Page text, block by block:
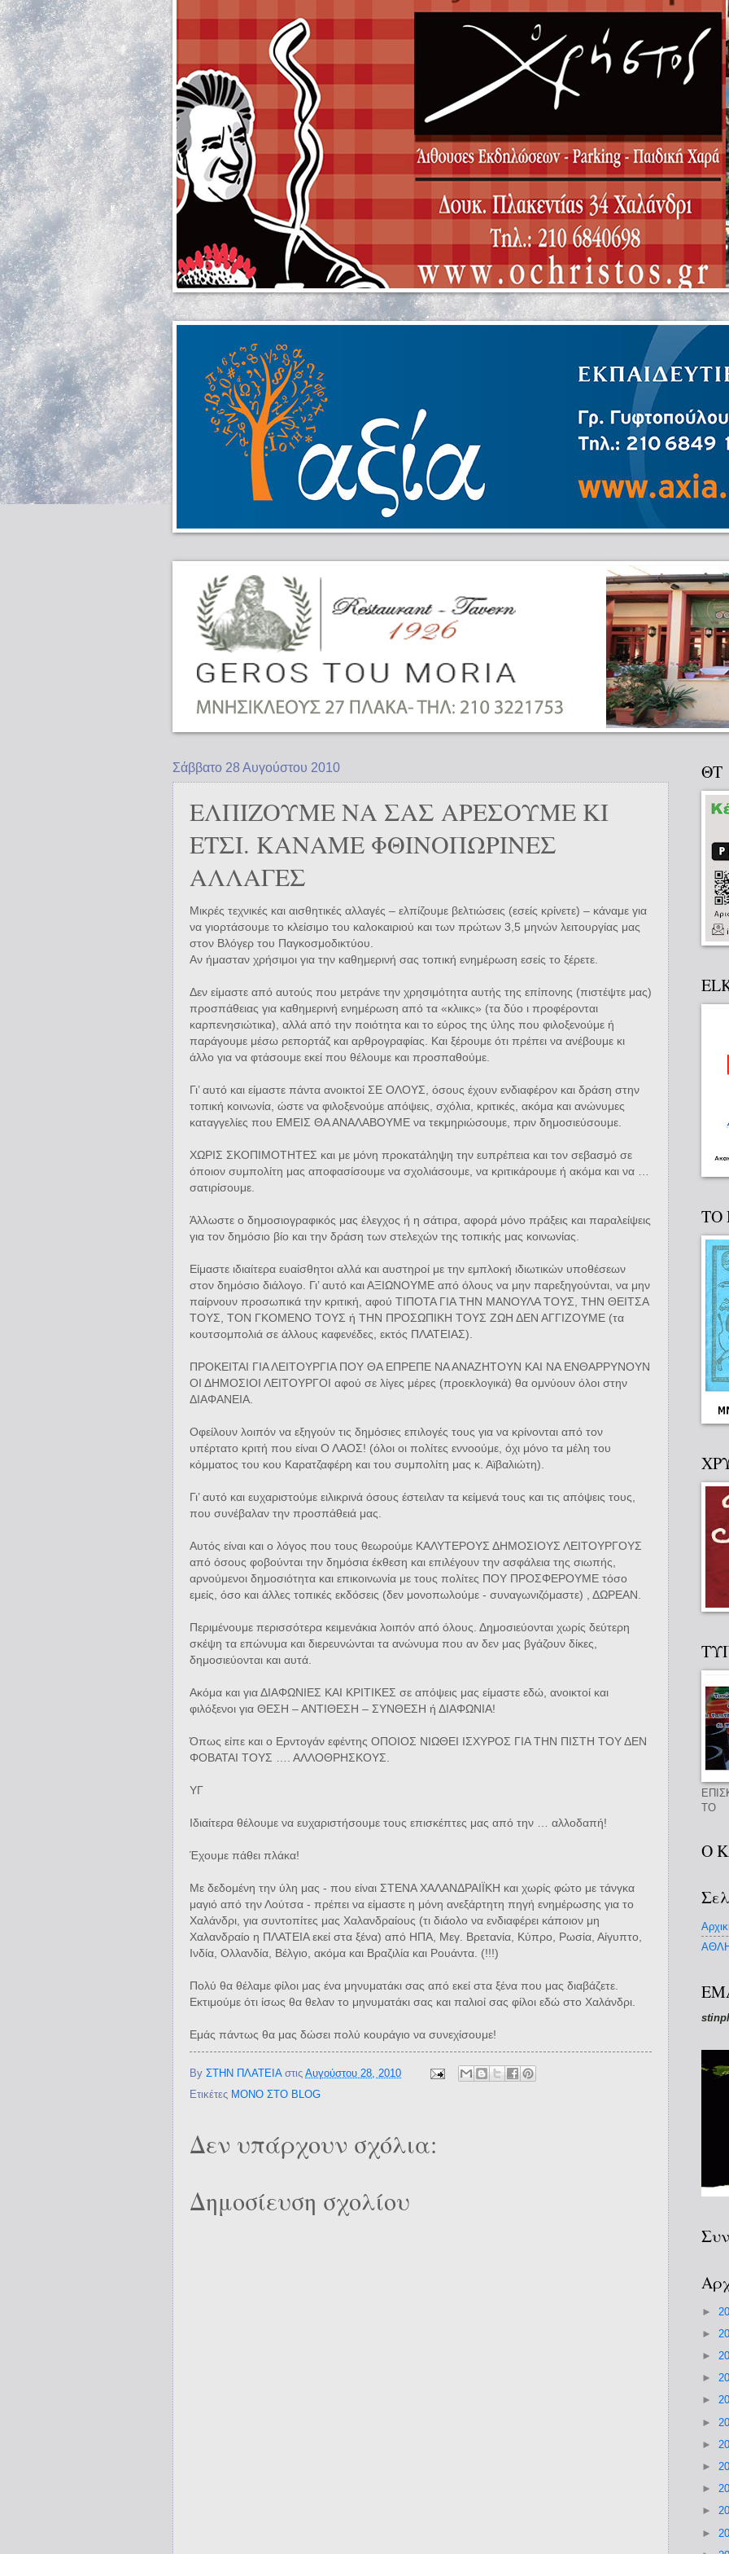
Σάββατο 28 Αυγούστου 2010
ΕΛΠΙΖΟΥΜΕ ΝΑ ΣΑΣ ΑΡΕΣΟΥΜΕ ΚΙ
ΕΤΣΙ. ΚΑΝΑΜΕ ΦΘΙΝΟΠΩΡΙΝΕΣ
ΑΛΛΑΓΕΣ
Μικρές τεχνικές και αισθητικές αλλαγές – ελπίζουμε βελτιώσεις (εσείς κρίνετε) – κάναμε για
να γιορτάσουμε το κλείσιμο του καλοκαιριού και των πρώτων 3,5 μηνών λειτουργίας μας
στον Βλόγερ του Παγκοσμοδικτύου.
Αν ήμασταν χρήσιμοι για την καθημερινή σας τοπική ενημέρωση εσείς το ξέρετε.
Δεν είμαστε από αυτούς που μετράνε την χρησιμότητα αυτής της επίπονης (πιστέψτε μας)
προσπάθειας για καθημερινή ενημέρωση από τα «κλιικς» (τα δύο ι προφέρονται
καρπενησιώτικα), αλλά από την ποιότητα και το εύρος της ύλης που φιλοξενούμε ή
παράγουμε μέσω ρεπορτάζ και αρθρογραφίας. Και ξέρουμε ότι πρέπει να ανέβουμε κι
άλλο για να φτάσουμε εκεί που θέλουμε και προσπαθούμε.
Γι’ αυτό και είμαστε πάντα ανοικτοί ΣΕ ΟΛΟΥΣ, όσους έχουν ενδιαφέρον και δράση στην
τοπική κοινωνία, ώστε να φιλοξενούμε απόψεις, σχόλια, κριτικές, ακόμα και ανώνυμες
καταγγελίες που ΕΜΕΙΣ ΘΑ ΑΝΑΛΑΒΟΥΜΕ να τεκμηριώσουμε, πριν δημοσιεύσουμε.
ΧΩΡΙΣ ΣΚΟΠΙΜΟΤΗΤΕΣ και με μόνη προκατάληψη την ευπρέπεια και τον σεβασμό σε
όποιον συμπολίτη μας αποφασίσουμε να σχολιάσουμε, να κριτικάρουμε ή ακόμα και να …
σατιρίσουμε.
Άλλωστε ο δημοσιογραφικός μας έλεγχος ή η σάτιρα, αφορά μόνο πράξεις και παραλείψεις
για τον δημόσιο βίο και την δράση των στελεχών της τοπικής μας κοινωνίας.
Είμαστε ιδιαίτερα ευαίσθητοι αλλά και αυστηροί με την εμπλοκή ιδιωτικών υποθέσεων
στον δημόσιο διάλογο. Γι’ αυτό και ΑΞΙΩΝΟΥΜΕ από όλους να μην παρεξηγούνται, να μην
παίρνουν προσωπικά την κριτική, αφού ΤΙΠΟΤΑ ΓΙΑ ΤΗΝ ΜΑΝΟΥΛΑ ΤΟΥΣ, ΤΗΝ ΘΕΙΤΣΑ
ΤΟΥΣ, ΤΟΝ ΓΚΟΜΕΝΟ ΤΟΥΣ ή ΤΗΝ ΠΡΟΣΩΠΙΚΗ ΤΟΥΣ ΖΩΗ ΔΕΝ ΑΓΓΙΖΟΥΜΕ (τα
κουτσομπολιά σε άλλους καφενέδες, εκτός ΠΛΑΤΕΙΑΣ).
ΠΡΟΚΕΙΤΑΙ ΓΙΑ ΛΕΙΤΟΥΡΓΙΑ ΠΟΥ ΘΑ ΕΠΡΕΠΕ ΝΑ ΑΝΑΖΗΤΟΥΝ ΚΑΙ ΝΑ ΕΝΘΑΡΡΥΝΟΥΝ
ΟΙ ΔΗΜΟΣΙΟΙ ΛΕΙΤΟΥΡΓΟΙ αφού σε λίγες μέρες (προεκλογικά) θα ομνύουν όλοι στην
ΔΙΑΦΑΝΕΙΑ.
Οφείλουν λοιπόν να εξηγούν τις δημόσιες επιλογές τους για να κρίνονται από τον
υπέρτατο κριτή που είναι Ο ΛΑΟΣ! (όλοι οι πολίτες εννοούμε, όχι μόνο τα μέλη του
κόμματος του κου Καρατζαφέρη και του συμπολίτη μας κ. Αϊβαλιώτη).
Γι’ αυτό και ευχαριστούμε ειλικρινά όσους έστειλαν τα κείμενά τους και τις απόψεις τους,
που συνέβαλαν την προσπάθειά μας.
Αυτός είναι και ο λόγος που τους θεωρούμε ΚΑΛΥΤΕΡΟΥΣ ΔΗΜΟΣΙΟΥΣ ΛΕΙΤΟΥΡΓΟΥΣ
από όσους φοβούνται την δημόσια έκθεση και επιλέγουν την ασφάλεια της σιωπής,
αρνούμενοι δημοσιότητα και επικοινωνία με τους πολίτες ΠΟΥ ΠΡΟΣΦΕΡΟΥΜΕ τόσο
εμείς, όσο και άλλες τοπικές εκδόσεις (δεν μονοπωλούμε - συναγωνιζόμαστε) , ΔΩΡΕΑΝ.
Περιμένουμε περισσότερα κειμενάκια λοιπόν από όλους. Δημοσιεύονται χωρίς δεύτερη
σκέψη τα επώνυμα και διερευνώνται τα ανώνυμα που αν δεν μας βγάζουν δίκες,
δημοσιεύονται και αυτά.
Ακόμα και για ΔΙΑΦΩΝΙΕΣ ΚΑΙ ΚΡΙΤΙΚΕΣ σε απόψεις μας είμαστε εδώ, ανοικτοί και
φιλόξενοι για ΘΕΣΗ – ΑΝΤΙΘΕΣΗ – ΣΥΝΘΕΣΗ ή ΔΙΑΦΩΝΙΑ!
Όπως είπε και ο Ερντογάν εφέντης ΟΠΟΙΟΣ ΝΙΩΘΕΙ ΙΣΧΥΡΟΣ ΓΙΑ ΤΗΝ ΠΙΣΤΗ ΤΟΥ ΔΕΝ
ΦΟΒΑΤΑΙ ΤΟΥΣ …. ΑΛΛΟΘΡΗΣΚΟΥΣ.
ΥΓ
Ιδιαίτερα θέλουμε να ευχαριστήσουμε τους επισκέπτες μας από την … αλλοδαπή!
Έχουμε πάθει πλάκα!
Με δεδομένη την ύλη μας - που είναι ΣΤΕΝΑ ΧΑΛΑΝΔΡΑΙΪΚΗ και χωρίς φώτο με τάνγκα
μαγιό από την Λούτσα - πρέπει να είμαστε η μόνη ανεξάρτητη πηγή ενημέρωσης για το
Χαλάνδρι, για συντοπίτες μας Χαλανδραίους (τι διάολο να ενδιαφέρει κάποιον μη
Χαλανδραίο η ΠΛΑΤΕΙΑ εκεί στα ξένα) από ΗΠΑ, Μεγ. Βρετανία, Κύπρο, Ρωσία, Αίγυπτο,
Ινδία, Ολλανδία, Βέλγιο, ακόμα και Βραζιλία και Ρουάντα. (!!!)
Πολύ θα θέλαμε φίλοι μας ένα μηνυματάκι σας από εκεί στα ξένα που μας διαβάζετε.
Εκτιμούμε ότι ίσως θα θελαν το μηνυματάκι σας και παλιοί σας φίλοι εδώ στο Χαλάνδρι.
Εμάς πάντως θα μας δώσει πολύ κουράγιο να συνεχίσουμε!
By ΣΤΗΝ ΠΛΑΤΕΙΑ στις Αυγούστου 28, 2010
Ετικέτες ΜΟΝΟ ΣΤΟ BLOG
Δεν υπάρχουν σχόλια:
Δημοσίευση σχολίου
ΘΤ
ΤΟ
ΤΟ
Ο
►
►
►
►
►
►
►
►
►
►
►